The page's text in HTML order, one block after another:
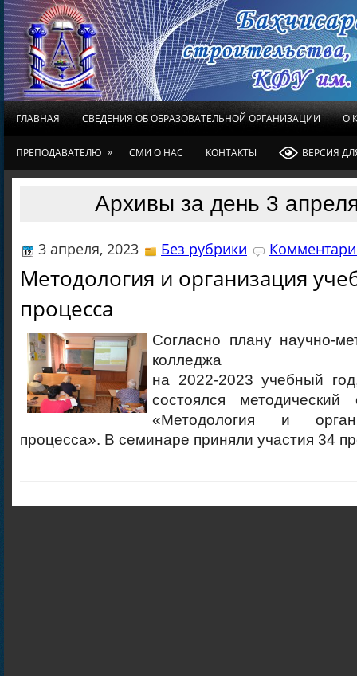
ГЛАВНАЯ СВЕДЕНИЯ ОБ ОБРАЗОВАТЕЛЬНОЙ ОРГАНИЗАЦИИ О
ПРЕПОДАВАТЕЛЮ » СМИ О НАС КОНТАКТЫ ВЕРСИЯ
Архивы за день 3
3 апреля, 2023 Без рубрики
Методология и организация
процесса
Согласно плану научно-
колледжа
на 2022-2023 учебный
состоялся
«Методология и
процесса». В семинаре приняли участия 34